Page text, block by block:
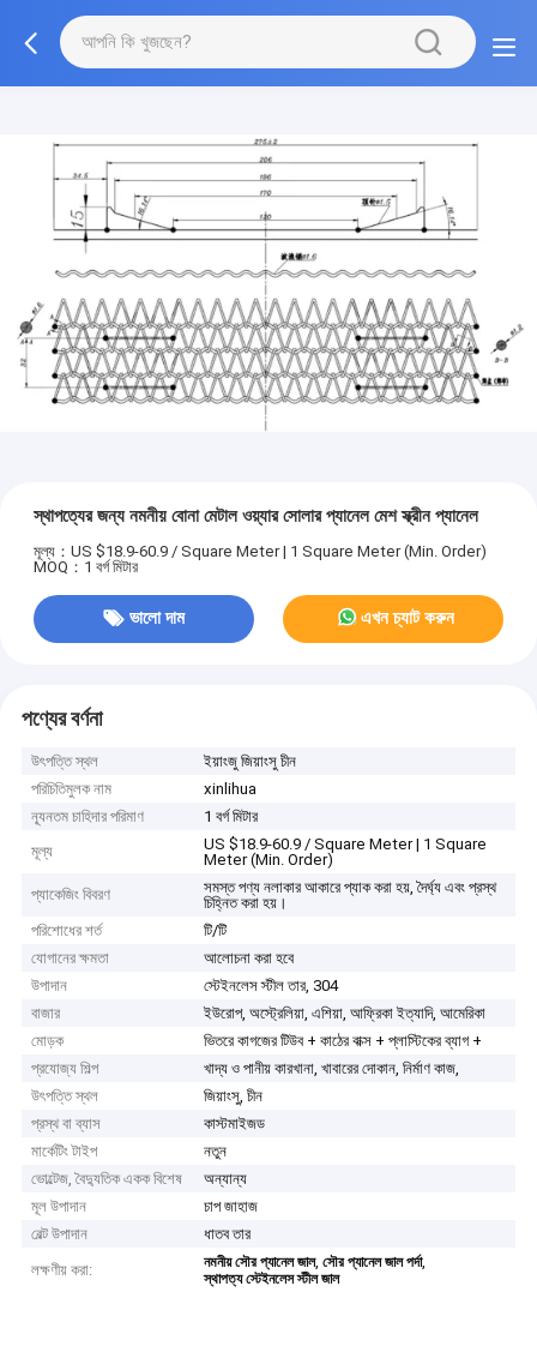
স্থাপত্যের জন্য নমনীয় বোনা মেটাল ওয়্যার সোলার প্যানেল মেশ স্ক্রীন প্যানেল
মূল্য：US $18.9-60.9 / Square Meter | 1 Square Meter (Min. Order)
MOQ：1 বর্গ মিটার
ভালো দাম এখন চ্যাট করুন
পণ্যের বর্ণনা
উৎপত্তি স্থল
ইয়াংজু জিয়াংসু চীন
পরিচিতিমুলক নাম
xinlihua
ন্যূনতম চাহিদার পরিমাণ
1 বর্গ মিটার
মূল্য
US $18.9-60.9 / Square Meter | 1 Square
Meter (Min. Order)
প্যাকেজিং বিবরণ
সমস্ত পণ্য নলাকার আকারে প্যাক করা হয়, দৈর্ঘ্য এবং প্রস্থ
চিহ্নিত করা হয়।
পরিশোধের শর্ত
টি/টি
যোগানের ক্ষমতা
আলোচনা করা হবে
উপাদান
স্টেইনলেস স্টীল তার, 304
বাজার
ইউরোপ, অস্ট্রেলিয়া, এশিয়া, আফ্রিকা ইত্যাদি, আমেরিকা
মোড়ক
ভিতরে কাগজের টিউব + কাঠের বাক্স + প্লাস্টিকের ব্যাগ +
প্রযোজ্য শিল্প
খাদ্য ও পানীয় কারখানা, খাবারের দোকান, নির্মাণ কাজ,
উৎপত্তি স্থল
জিয়াংসু, চীন
প্রস্থ বা ব্যাস
কাস্টমাইজড
মার্কেটিং টাইপ
নতুন
ভোল্টেজ, বৈদ্যুতিক একক বিশেষ
অন্যান্য
মূল উপাদান
চাপ জাহাজ
বেল্ট উপাদান
ধাতব তার
লক্ষণীয় করা:
নমনীয় সৌর প্যানেল জাল,সৌর প্যানেল জাল পর্দা,
স্থাপত্য স্টেইনলেস স্টীল জাল